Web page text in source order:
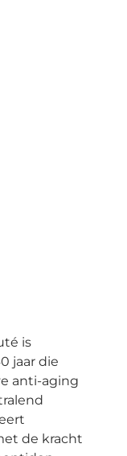
is
jaar die
anti-aging
de kracht